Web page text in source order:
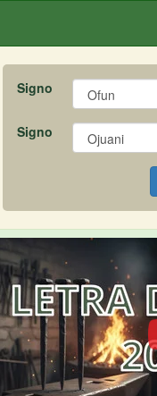
Signo
Signo